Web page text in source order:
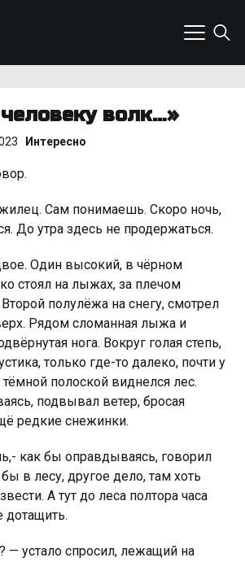
волк…»
Интересно
Сам понимаешь. Скоро ночь,
До утра здесь не продержаться.
Один высокий, в чёрном
стоял на лыжах, за плечом
полулёжа на снегу, смотрел
Рядом сломанная лыжа и
нога. Вокруг голая степь,
только где-то далеко, почти у
тёмной полоской виднелся лес.
подвывал ветер, бросая
редкие снежинки.
как бы оправдываясь, говорил
в лесу, другое дело, там хоть
А тут до леса полтора часа
дотащить.
— устало спросил, лежащий на